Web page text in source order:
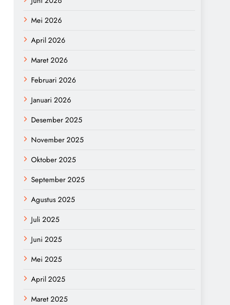
Mei 2026
April 2026
Maret 2026
Februari 2026
Januari 2026
Desember 2025
November 2025
Oktober 2025
September 2025
Agustus 2025
Juli 2025
Juni 2025
Mei 2025
April 2025
Maret 2025